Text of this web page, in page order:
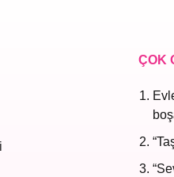
ÇOK